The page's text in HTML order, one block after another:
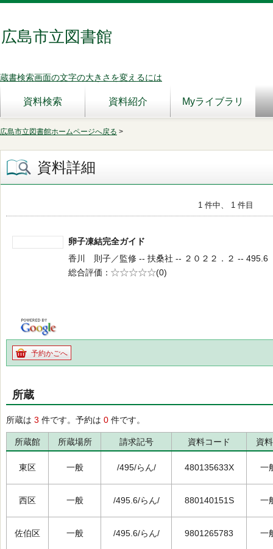
広島市立図書館
蔵書検索画面の文字の大きさを変えるには
資料検索 資料紹介 Myライブラリ
広島市立図書館ホームページへ戻る >
資料詳細
1 件中、 1 件目
卵子凍結完全ガイド
香川 則子／監修 -- 扶桑社 -- ２０２２．２ -- 495.6
総合評価
5段階評価
(0)
予約かごへ
所蔵
所蔵は 3 件です。予約は 0 件です。
所蔵館 所蔵場所 請求記号 資料コード 資
東区 一般 /495/らん/ 480135633X 一
西区 一般 /495.6/らん/ 880140151S 一
佐伯区 一般 /495.6/らん/ 9801265783 一